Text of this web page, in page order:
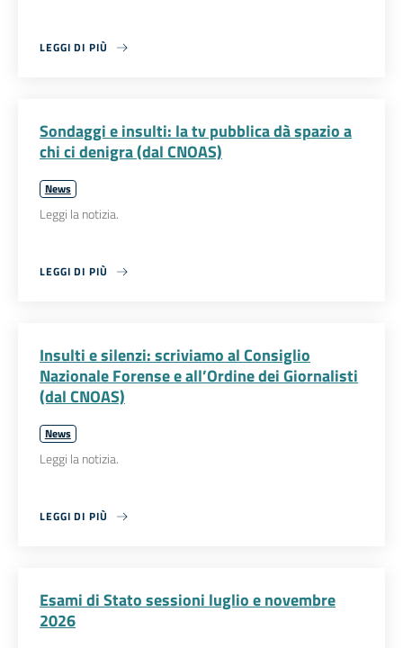
LEGGI DI PIÙ
Sondaggi e insulti: la tv pubblica dà spazio a
chi ci denigra (dal CNOAS)
News
Leggi la notizia.
LEGGI DI PIÙ
Insulti e silenzi: scriviamo al Consiglio
Nazionale Forense e all’Ordine dei Giornalisti
(dal CNOAS)
News
Leggi la notizia.
LEGGI DI PIÙ
Esami di Stato sessioni luglio e novembre
2026